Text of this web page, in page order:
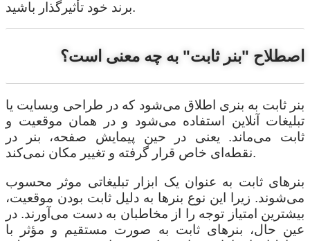
برند خود تأثیرگذار باشید.
اصطلاح "بنر ثابت" به چه معنی است؟
بنر ثابت به بنری اطلاق می‌شود که در طراحی وبسایت یا
تبلیغات آنلاین استفاده می‌شود و در همان موقعیت و
ثابت می‌ماند. یعنی در حین پیمایش صفحه، بنر در
نقطه‌ای خاص قرار گرفته و تغییر مکان نمی‌کند.
بنرهای ثابت به عنوان یک ابزار تبلیغاتی موثر محسوب
می‌شوند. زیرا این نوع بنرها به دلیل ثابت بودن موقعیت،
بیشترین امتیاز توجه را از مخاطبان به دست می‌آورند. در
عین حال، بنرهای ثابت به صورت مستقیم و مؤثر با